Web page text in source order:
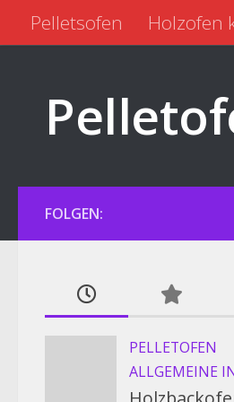
Zum Inhalt springen
Pelletsofen Holzofen
FOLGEN:
PELLETOFEN
ALLGEMEINE